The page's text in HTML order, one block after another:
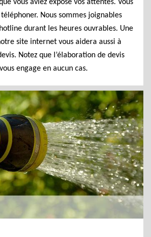
vous aviez exposé vos attentes. Vous
téléphoner. Nous sommes joignables
durant les heures ouvrables. Une
site internet vous aidera aussi à
Notez que l’élaboration de devis
engage en aucun cas.